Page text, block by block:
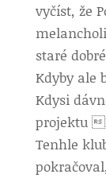
vyčíst, že
staré
Kdyby ale
Kdysi
projektu
Tenhle